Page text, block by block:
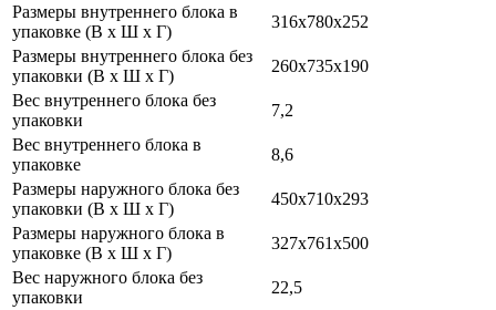
Размеры внутреннего блока в
упаковке (В х Ш х Г)
316х780х252
Размеры внутреннего блока без
упаковки (В х Ш х Г)
260х735х190
Вес внутреннего блока без
упаковки
7,2
Вес внутреннего блока в
упаковке
8,6
Размеры наружного блока без
упаковки (В х Ш х Г)
450х710х293
Размеры наружного блока в
упаковке (В х Ш х Г)
327х761х500
Вес наружного блока без
упаковки
22,5